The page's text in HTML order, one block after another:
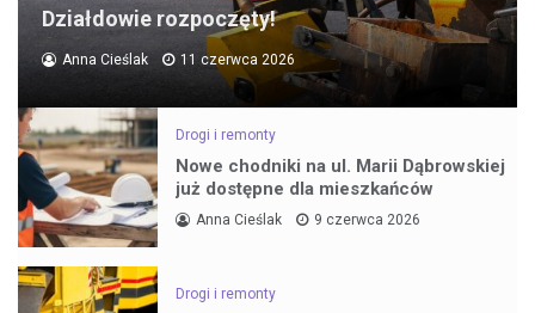
Działdowie rozpoczęty!
Anna Cieślak 11 czerwca 2026
Drogi i remonty
Nowe chodniki na ul. Marii Dąbrowskiej
już dostępne dla mieszkańców
Anna Cieślak 9 czerwca 2026
Drogi i remonty